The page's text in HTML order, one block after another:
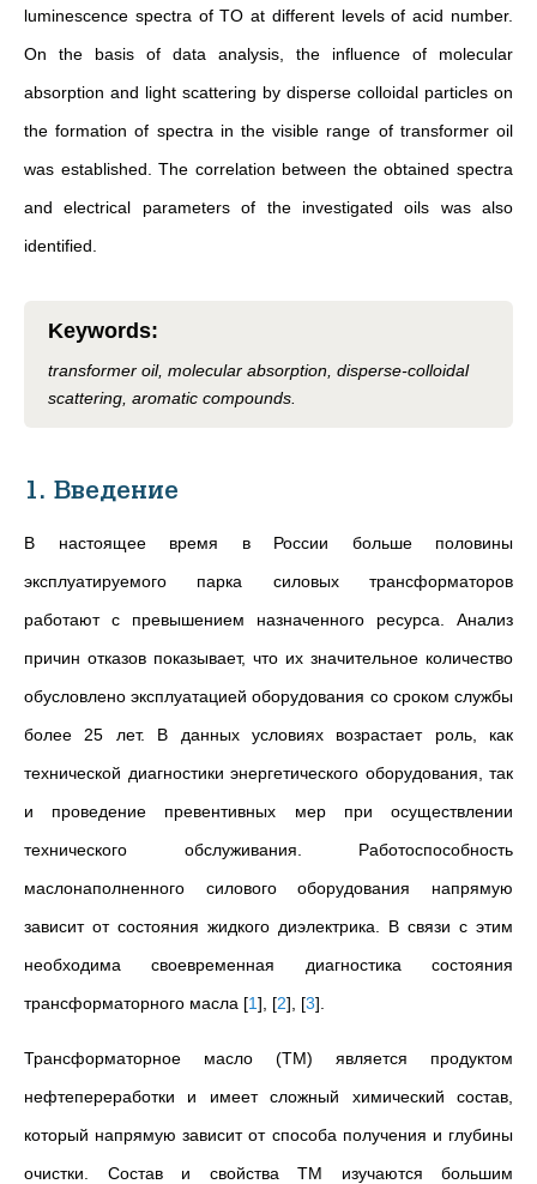
luminescence spectra of TO at different levels of acid number.
On the basis of data analysis, the influence of molecular
absorption and light scattering by disperse colloidal particles on
the formation of spectra in the visible range of transformer oil
was established. The correlation between the obtained spectra
and electrical parameters of the investigated oils was also
identified.
Keywords:
transformer oil, molecular absorption, disperse-colloidal
scattering, aromatic compounds.
1. Введение
В настоящее время в России больше половины
эксплуатируемого парка силовых трансформаторов
работают с превышением назначенного ресурса. Анализ
причин отказов показывает, что их значительное количество
обусловлено эксплуатацией оборудования со сроком службы
более 25 лет. В данных условиях возрастает роль, как
технической диагностики энергетического оборудования, так
и проведение превентивных мер при осуществлении
технического обслуживания. Работоспособность
маслонаполненного силового оборудования напрямую
зависит от состояния жидкого диэлектрика. В связи с этим
необходима своевременная диагностика состояния
трансформаторного масла [1] [2] [3]
Трансформаторное масло (ТМ) является продуктом
нефтепереработки и имеет сложный химический состав,
который напрямую зависит от способа получения и глубины
очистки. Состав и свойства ТМ изучаются большим